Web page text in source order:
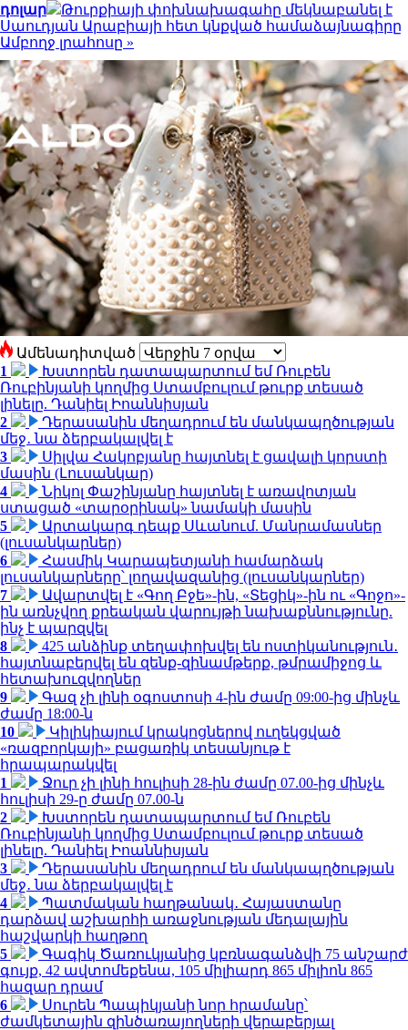
դոլար
Թուրքիայի փոխնախագահը մեկնաբանել է
Սաուդյան Արաբիայի հետ կնքված համաձայնագիրը
Ամբողջ լրահոսը »
Ամենադիտված
1
Խստորեն դատապարտում եմ Ռուբեն
Ռուբինյանի կողմից Ստամբուլում թուրք տեսած
լինելը. Դանիել Իոաննիսյան
2
Դերասանին մեղադրում են մանկապղծության
մեջ․ նա ձերբակալվել է
3
Սիլվա Հակոբյանը հայտնել է ցավալի կորստի
մասին (Լուսանկար)
4
Նիկոլ Փաշինյանը հայտնել է առավոտյան
ստացած «տարօրինակ» նամակի մասին
5
Արտակարգ դեպք Սևանում. Մանրամասներ
(լուսանկարներ)
6
Հասմիկ Կարապետյանի համարձակ
լուսանկարները՝ լողավազանից (լուսանկարներ)
7
Ավարտվել է «Գող Բջե»-ին, «Տեցիկ»-ին ու «Գոջո»-
ին առնչվող քրեական վարույթի նախաքննությունը.
ինչ է պարզվել
8
425 անձինք տեղափոխվել են ոստիկանություն․
հայտնաբերվել են զենք-զինամթերք, թմրամիջոց և
հետախուզվողներ
9
Գազ չի լինի օգոստոսի 4-ին ժամը 09:00-ից մինչև
ժամը 18:00-ն
10
Կիլիկիայում կրակոցներով ուղեկցված
«ռազբորկայի» բացառիկ տեսանյութ է
հրապարակվել
1
Ջուր չի լինի հուլիսի 28-ին ժամը 07.00-ից մինչև
հուլիսի 29-ը ժամը 07.00-ն
2
Խստորեն դատապարտում եմ Ռուբեն
Ռուբինյանի կողմից Ստամբուլում թուրք տեսած
լինելը. Դանիել Իոաննիսյան
3
Դերասանին մեղադրում են մանկապղծության
մեջ․ նա ձերբակալվել է
4
Պատմական հաղթանակ․ Հայաստանը
դարձավ աշխարհի առաջնության մեդալային
հաշվարկի հաղթող
5
Գագիկ Ծառուկյանից կբռնագանձվի 75 անշարժ
գույք, 42 ավտոմեքենա, 105 միլիարդ 865 միլիոն 865
հազար դրամ
6
Սուրեն Պապիկյանի նոր հրամանը՝
ժամկետային զինծառայողների վերաբերյալ